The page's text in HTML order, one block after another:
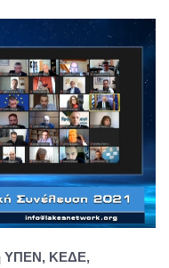
ΥΠΕΝ, ΚΕΔΕ,